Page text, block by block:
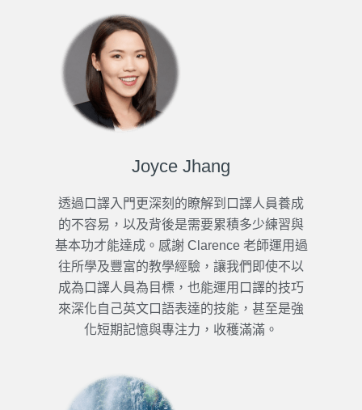
Joyce Jhang
透過口譯入門更深刻的瞭解到口譯人員養成
的不容易，以及背後是需要累積多少練習與
基本功才能達成。感謝 Clarence 老師運用過
往所學及豐富的教學經驗，讓我們即使不以
成為口譯人員為目標，也能運用口譯的技巧
來深化自己英文口語表達的技能，甚至是強
化短期記憶與專注力，收穫滿滿。